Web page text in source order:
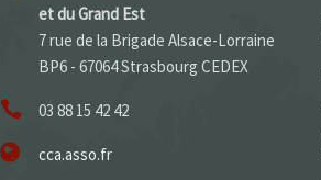
et du Grand Est
7 rue de la Brigade Alsace-Lorraine
BP6 - 67064 Strasbourg CEDEX
03 88 15 42 42
cca.asso.fr